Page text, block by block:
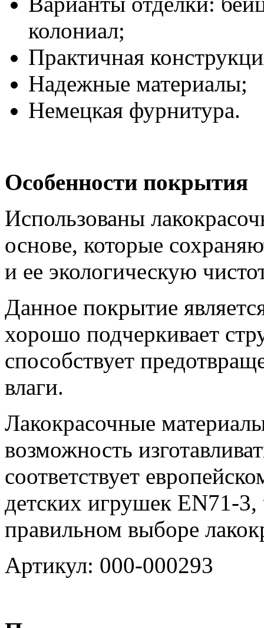
колониал;
Практичная
Надежные материалы;
Немецкая фурнитура.
Особенности покрытия
Использованы
основе, которые
и ее экологическую
Данное покрытие
хорошо подчеркивает
способствует
влаги.
Лакокрасочные
возможность
соответствует
детских игрушек EN71-3,
правильном выборе
Артикул: 000-000293